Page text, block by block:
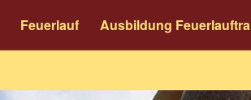
Feuerlauf Ausbildung